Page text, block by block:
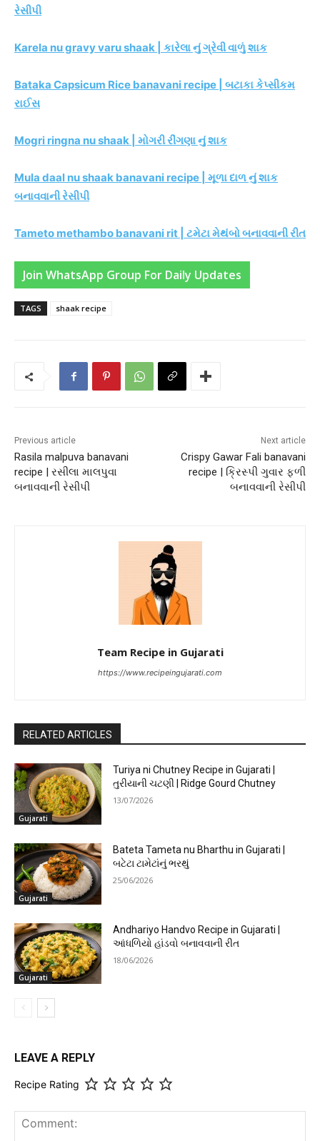
રેસીપી
Karela nu gravy varu shaak | કારેલા નું ગ્રેવી વાળું શાક
Bataka Capsicum Rice banavani recipe | બટાકા કેપ્સીકમ
રાઈસ
Mogri ringna nu shaak | મોગરી રીંગણા નું શાક
Mula daal nu shaak banavani recipe | મૂળા દાળ નું શાક
બનાવવાની રેસીપી
Tameto methambo banavani rit | ટમેટા મેથંબો બનાવવાની રીત
Join WhatsApp Group For Daily Updates
TAGS shaak recipe
Previous article
Rasila malpuva banavani
recipe | રસીલા માલપુવા
બનાવવાની રેસીપી
Next article
Crispy Gawar Fali banavani
recipe | ક્રિસ્પી ગુવાર ફળી
બનાવવાની રેસીપી
Team Recipe in Gujarati
https://www.recipeingujarati.com
RELATED ARTICLES
Gujarati
Turiya ni Chutney Recipe in Gujarati |
તુરીયાની ચટણી | Ridge Gourd Chutney
13/07/2026
Gujarati
Bateta Tameta nu Bharthu in Gujarati |
બટેટા ટામેટાંનું ભરથું
25/06/2026
Gujarati
Andhariyo Handvo Recipe in Gujarati |
આંધળિયો હાંડવો બનાવવાની રીત
18/06/2026
LEAVE A REPLY
Recipe Rating